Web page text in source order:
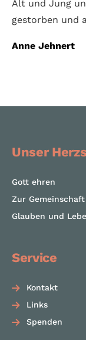
Alt und Jung
gestorben und
Anne Jehnert
Unser
Gott ehren
Zur
Glauben und
Service
Kontakt
Links
Spenden